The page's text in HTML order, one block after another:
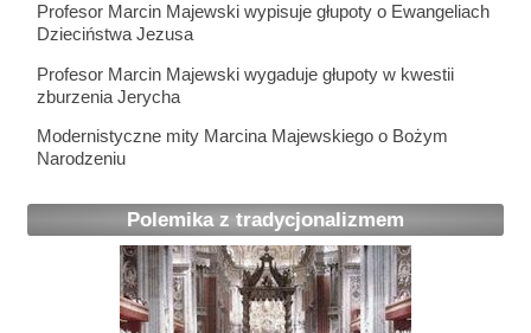
WIARY
INNE
Polemika z tradycjonalizmem
Profesor Marcin Majewski wypisuje głupoty o Ewangeliach
Dzieciństwa Jezusa
Profesor Marcin Majewski wygaduje głupoty w kwestii
zburzenia Jerycha
Modernistyczne mity Marcina Majewskiego o Bożym
Narodzeniu